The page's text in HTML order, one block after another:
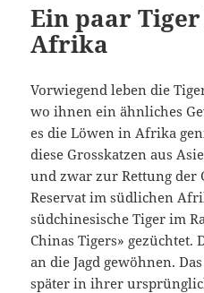
Ein paar
Afrika
Vorwiegend leben die
wo ihnen ein ähnliches
es die Löwen in Afrika
diese Grosskatzen aus
und zwar zur Rettung der
Reservat im südlichen
südchinesische Tiger im
Chinas Tigers» gezüchtet.
an die Jagd gewöhnen.
später in ihrer